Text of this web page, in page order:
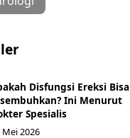
Disfungsi Ereksi Bisa
Ini Menurut
Spesialis
Mei 2026